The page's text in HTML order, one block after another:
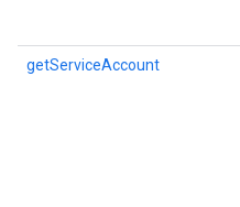
getServiceAccount